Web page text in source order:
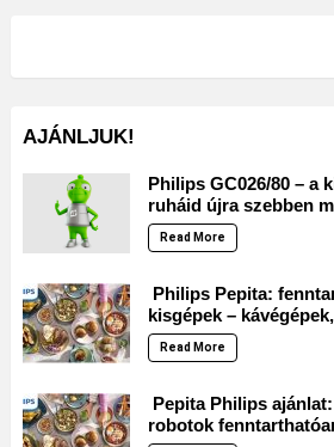
AJÁNLJUK!
Philips GC026/80 – a
ruháid újra szebben
Read More
Philips Pepita:
kisgépek –
Read More
Pepita Philips
robotok